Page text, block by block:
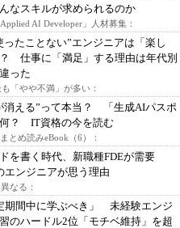
なスキルが求められるのか
AI Developer」人材募集：
ったことない”エンジニアは「楽し
仕事に「満足」する理由は年代別
った
「やや不満」が多い：
消える”って本当？ 「生成AIパスポ
？ IT資格の今を読む
とめ読みeBook（6）：
を書く時代、新職種FDEが需要
ンジニアが思う理由
なる：
期間中に学ぶべき」 未経験エンジ
のハードル2位「モチベ維持」を超